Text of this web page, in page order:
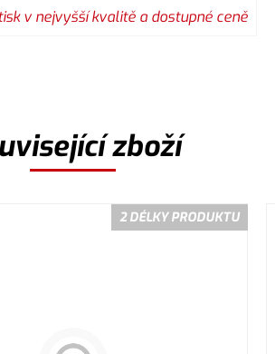
v nejvyšší kvalitě a dostupné ceně
zboží
2 DÉLKY PRODUKTU